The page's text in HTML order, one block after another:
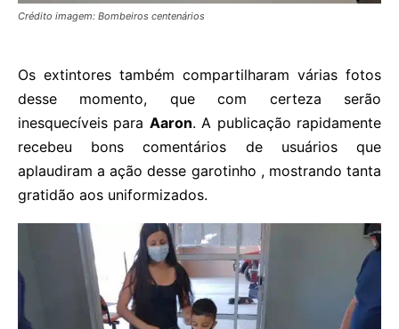
Crédito imagem: Bombeiros centenários
Os extintores também compartilharam várias fotos
desse momento, que com certeza serão
inesquecíveis para Aaron. A publicação rapidamente
recebeu bons comentários de usuários que
aplaudiram a ação desse garotinho , mostrando tanta
gratidão aos uniformizados.